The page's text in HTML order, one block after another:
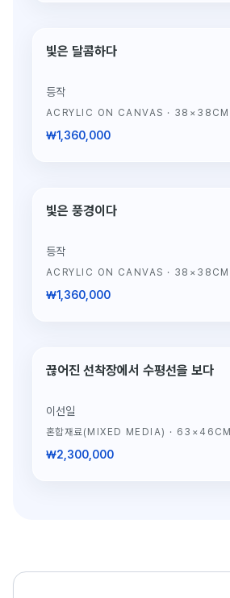
단 1점뿐인 원작
빛은 달콤하다
등작
ACRYLIC ON CANVAS · 38×38CM
₩1,360,000
단 1점뿐인 원작
빛은 풍경이다
등작
ACRYLIC ON CANVAS · 38×38CM
₩1,360,000
단 1점뿐인 원작
끊어진 선착장에서 수평선을 보다
이선일
혼합재료(MIXED MEDIA) · 63×46CM
₩2,300,000